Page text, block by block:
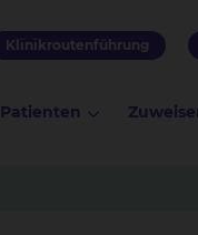
Klinikroutenführung
Patienten